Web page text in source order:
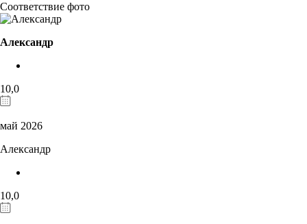
Соответствие фото
Александр
10,0
май 2026
Александр
10,0